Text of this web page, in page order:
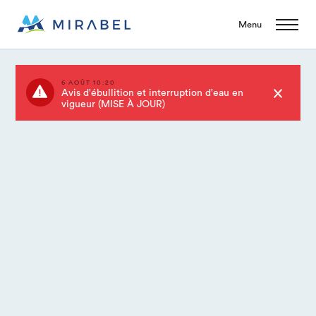
Menu
6 AOÛT 10:20
Avis d'ébullition et interruption d'eau en
vigueur (MISE À JOUR)